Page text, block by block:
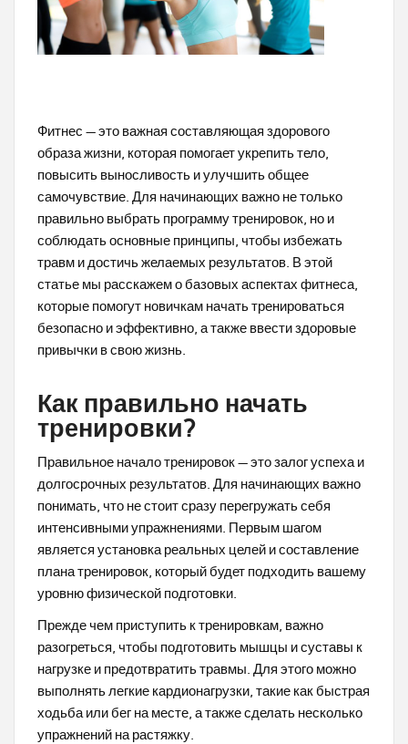
Фитнес — это важная составляющая здорового
образа жизни, которая помогает укрепить тело,
повысить выносливость и улучшить общее
самочувствие. Для начинающих важно не только
правильно выбрать программу тренировок, но и
соблюдать основные принципы, чтобы избежать
травм и достичь желаемых результатов. В этой
статье мы расскажем о базовых аспектах фитнеса,
которые помогут новичкам начать тренироваться
безопасно и эффективно, а также ввести здоровые
привычки в свою жизнь.
Как правильно начать
тренировки?
Правильное начало тренировок — это залог успеха и
долгосрочных результатов. Для начинающих важно
понимать, что не стоит сразу перегружать себя
интенсивными упражнениями. Первым шагом
является установка реальных целей и составление
плана тренировок, который будет подходить вашему
уровню физической подготовки.
Прежде чем приступить к тренировкам, важно
разогреться, чтобы подготовить мышцы и суставы к
нагрузке и предотвратить травмы. Для этого можно
выполнять легкие кардионагрузки, такие как быстрая
ходьба или бег на месте, а также сделать несколько
упражнений на растяжку.